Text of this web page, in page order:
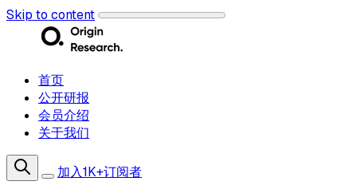
Skip to content
首页
公开研报
会员介绍
关于我们
加入1K+订阅者